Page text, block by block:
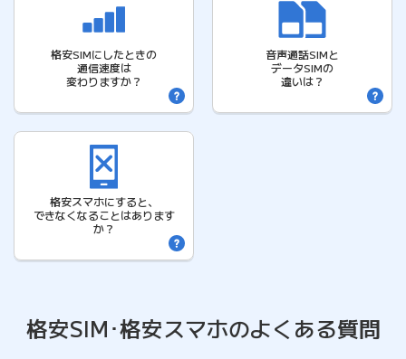
格安SIMにしたときの
通信速度は
変わりますか？
音声通話SIMと
データSIMの
違いは？
格安スマホにすると、
できなくなることはあります
か？
格安SIM･格安スマホのよくある質問